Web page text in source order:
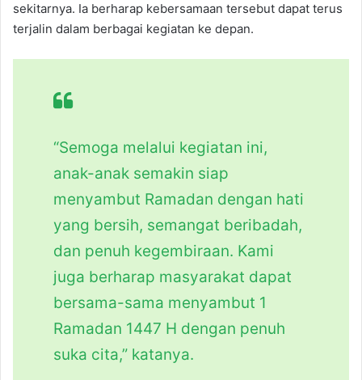
sekitarnya. Ia berharap kebersamaan tersebut dapat terus
terjalin dalam berbagai kegiatan ke depan.
“Semoga melalui kegiatan ini,
anak-anak semakin siap
menyambut Ramadan dengan hati
yang bersih, semangat beribadah,
dan penuh kegembiraan. Kami
juga berharap masyarakat dapat
bersama-sama menyambut 1
Ramadan 1447 H dengan penuh
suka cita,” katanya.